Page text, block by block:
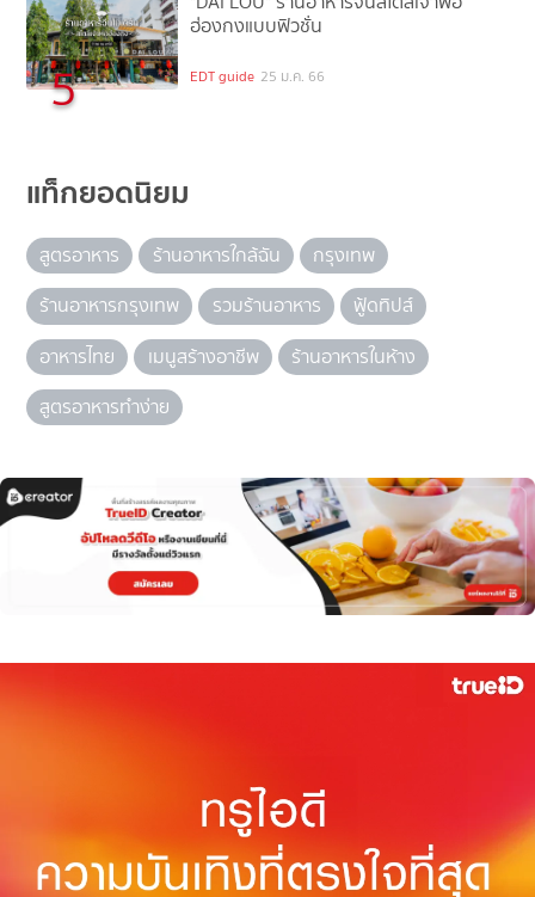
5
ฮ่องกงแบบฟิวชั่น
EDT guide 25 ม.ค. 66
แท็กยอดนิยม
สูตรอาหาร ร้านอาหารใกล้ฉัน
กรุงเทพ
ร้านอาหารกรุงเทพ
รวมร้านอาหาร
ฟู้ดทิปส์
อาหารไทย
เมนูสร้างอาชีพ
ร้านอาหารในห้าง
สูตรอาหารทำง่าย